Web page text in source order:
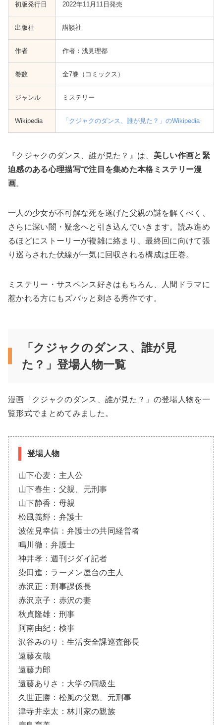
初版発行日 2022年11月11日発売
出版社 講談社
作者 作者：浅見理都
巻数 全7巻（コミックス）
ジャンル ミステリー
Wikipedia 「クジャクのダンス、誰が見た？」のWikipedia
『クジャクのダンス、誰が見た？』は、 美しい作画と緊
迫感のある心理描写で注目を集めた本格ミステリー漫
画。
一人の少女が不可解な死を遂げた父親の謎を解くべく、
さらに深い闇・疑念へと引き込んでいきます。読み進め
るほどにストーリーが複雑に絡まり、最終回に向けて張
り巡らされた伏線が一気に回収される構成は圧巻。
ミステリー・サスペンス好きはもちろん、人間ドラマに
惹かれる方にもズバッと刺さる秀作です。
「クジャクのダンス、誰が見
た？」登場人物一覧
漫画「クジャクのダンス、誰が見た？」の登場人物を一
覧形式でまとめてみました。
登場人物
山下心麦：主人公
山下春生：父親、元刑事
山下静香：母親
松風義輝：弁護士
波佐見幸信：弁護士の共同経営者
鳴川徹：弁護士
神井孝：週刊ジダイ記者
染田進：ラーメン屋台の主人
赤沢正：刑事課係長
赤沢京子：赤沢の妻
秋貞隆雄：刑事
阿南由紀：検事
沢谷みのり：生活安全課巡査部長
遠藤友哉
遠藤力郎
遠藤ありさ：大学の同級生
久世正勝：松風の父親、元刑事
津寺井幸太：林川家の親族